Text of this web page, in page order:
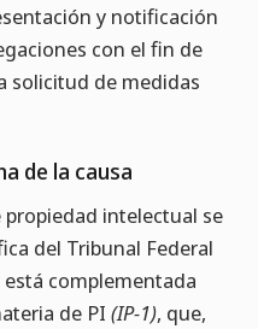
y notificación
con el fin de
solicitud de medidas
de la causa
intelectual se
del Tribunal Federal
complementada
de PI (IP-1), que,